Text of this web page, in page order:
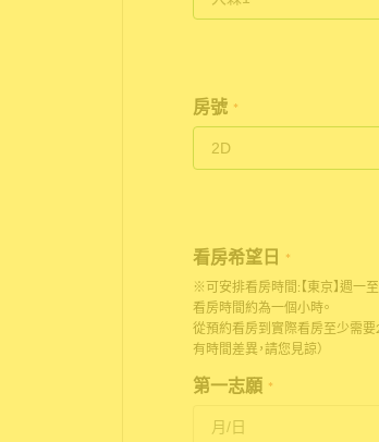
房號 *
看房希望日
*
※可安排看房時間:【東京】週一
看房時間約為一個小時。
從預約看房到實際看房至少需要
有時間差異，請您見諒）
第一志願 *